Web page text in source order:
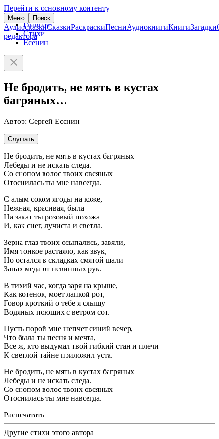
Перейти к основному контенту
Меню Поиск
АудиосказкиСказкиРаскраскиПесниАудиокнигиКнигиЗагадки
редактора
Главная
Стихи
Есенин
Не бродить, не мять в кустах
багряных…
Автор: Сергей Есенин
Слушать
Не бродить, не мять в кустах багряных
Лебеды и не искать следа.
Со снопом волос твоих овсяных
Отоснилась ты мне навсегда.
С алым соком ягоды на коже,
Нежная, красивая, была
На закат ты розовый похожа
И, как снег, лучиста и светла.
Зерна глаз твоих осыпались, завяли,
Имя тонкое растаяло, как звук,
Но остался в складках смятой шали
Запах меда от невинных рук.
В тихий час, когда заря на крыше,
Как котенок, моет лапкой рот,
Говор кроткий о тебе я слышу
Водяных поющих с ветром сот.
Пусть порой мне шепчет синий вечер,
Что была ты песня и мечта,
Все ж, кто выдумал твой гибкий стан и плечи —
К светлой тайне приложил уста.
Не бродить, не мять в кустах багряных
Лебеды и не искать следа.
Со снопом волос твоих овсяных
Отоснилась ты мне навсегда.
Распечатать
Другие стихи этого автора